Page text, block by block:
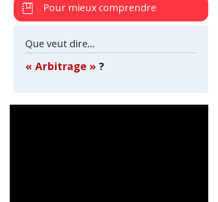
Pour mieux comprendre
Que veut dire...
« Arbitrage » ?